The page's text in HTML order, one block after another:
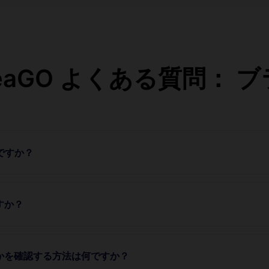
よくある質問： ブ
すか？
？
確認する方法は何ですか？